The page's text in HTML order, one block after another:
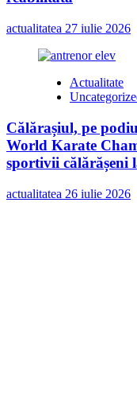
actualitatea 27 iulie 2026
Actualitate
Călărașiul, pe
World Karate
sportivii călărășeni
actualitatea 26 iulie 2026